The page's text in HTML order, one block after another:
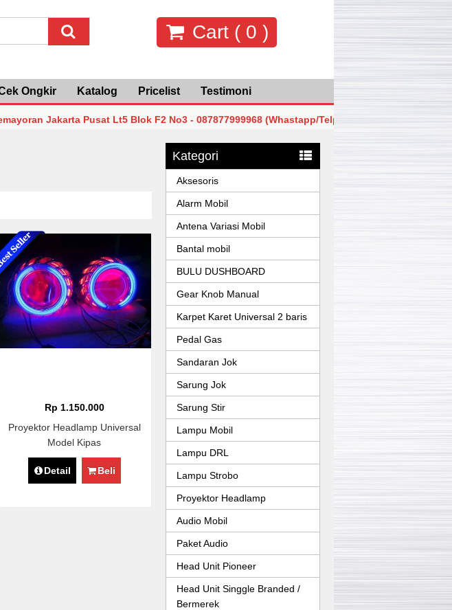
Cart ( 0 )
Ongkir Katalog Pricelist Testimoni
Jakarta Pusat Lt5 Blok F2 No3 - 087877999968 (Whastapp/Telp)
Jakarta Pusat Lt5 Blok F2 No3 - 087877999968 (Whastapp/Telp)
Jakarta Pusat Lt5 Blok F2 No3 - 087877999968 (Whastapp/Telp)
Rp 1.150.000
Proyektor Headlamp Universal
Model Kipas
Detail Beli
Kategori
Aksesoris
Alarm Mobil
Antena Variasi Mobil
Bantal mobil
BULU DUSHBOARD
Gear Knob Manual
Karpet Karet Universal 2 baris
Pedal Gas
Sandaran Jok
Sarung Jok
Sarung Stir
Lampu Mobil
Lampu DRL
Lampu Strobo
Proyektor Headlamp
Audio Mobil
Paket Audio
Head Unit Pioneer
Head Unit Singgle Branded /
Bermerek